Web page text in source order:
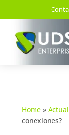
Home»
conexiones?